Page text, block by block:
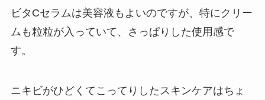
ビタCセラムは美容液もよいのですが、特にクリー
ムも粒粒が入っていて、さっぱりした使用感で
す。
ニキビがひどくてこってりしたスキンケアはちょ